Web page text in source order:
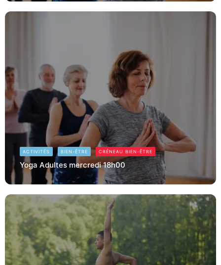
ACTIVITÉS BIEN-ÊTRE CRÉNEAU BIEN-ÊTRE
Yoga Adultes mercredi 18h00